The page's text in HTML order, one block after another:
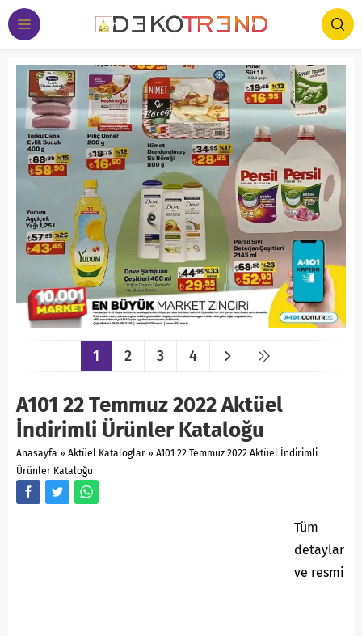
1 2 3 4
A101 22 Temmuz 2022 Aktüel
İndirimli Ürünler Kataloğu
Anasayfa » Aktüel Kataloglar » A101 22 Temmuz 2022 Aktüel İndirimli
Ürünler Kataloğu
Tüm
detaylar
ve resmi